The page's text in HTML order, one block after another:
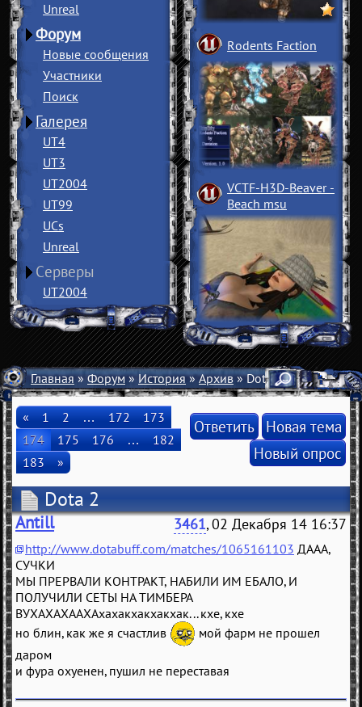
Unreal
Форум
Новые сообщения
Участники
Поиск
Галерея
UT4
UT3
UT2004
UT99
UCs
Unreal
Серверы
UT2004
Rodents Faction
VCTF-H3D-Beaver ­
Beach msu
Главная»Форум»История»Архив» Dota 2
« 1 2 … 172
173
174
175 176 …
182
183
»
Ответить Новая тема
Новый опрос
Dota 2
Antill 3461, 02 Декабря 14 16:37
http://www.dotabuff.com/matches/1065161103 ДААА,
СУЧКИ
МЫ ПРЕРВАЛИ КОНТРАКТ, НАБИЛИ ИМ ЕБАЛО, И
ПОЛУЧИЛИ СЕТЫ НА ТИМБЕРА
ВУХАХАХААХАхахакхакхакхак... кхе, кхе
но блин, как же я счастлив
мой фарм не прошел
даром
и фура охуенен, пушил не переставая